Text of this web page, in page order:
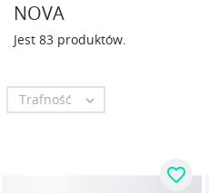
NOVA
Jest 83 produktów.
Trafność 
favorite_border